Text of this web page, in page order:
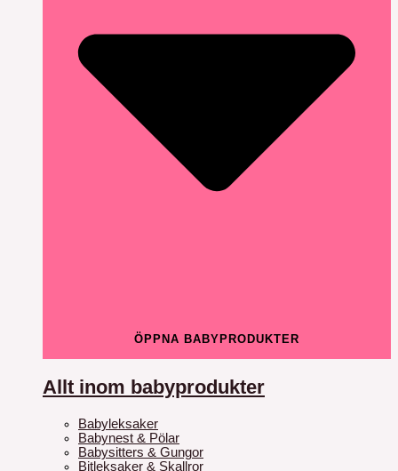
ÖPPNA BABYPRODUKTER
Allt inom babyprodukter
Babyleksaker
Babynest & Pölar
Babysitters & Gungor
Bitleksaker & Skallror